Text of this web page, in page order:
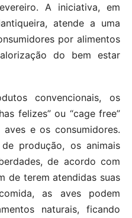
A iniciativa, em
atende a uma
por alimentos
do bem estar
convencionais, os
felizes” ou “cage free”
e os consumidores.
produção, os animais
de acordo com
de terem atendidas suas
as aves podem
naturais, ficando